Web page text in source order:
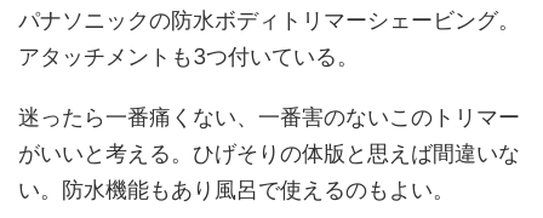
パナソニックの防水ボディトリマーシェービング。
アタッチメントも3つ付いている。
迷ったら一番痛くない、一番害のないこのトリマー
がいいと考える。ひげそりの体版と思えば間違いな
い。防水機能もあり風呂で使えるのもよい。